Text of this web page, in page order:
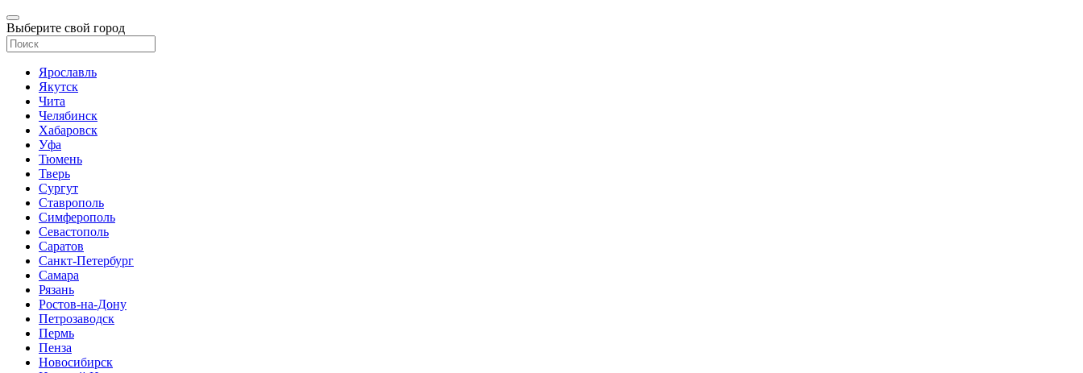
Выберите свой город
Ярославль
Якутск
Чита
Челябинск
Хабаровск
Уфа
Тюмень
Тверь
Сургут
Ставрополь
Симферополь
Севастополь
Саратов
Санкт-Петербург
Самара
Рязань
Ростов-на-Дону
Петрозаводск
Пермь
Пенза
Новосибирск